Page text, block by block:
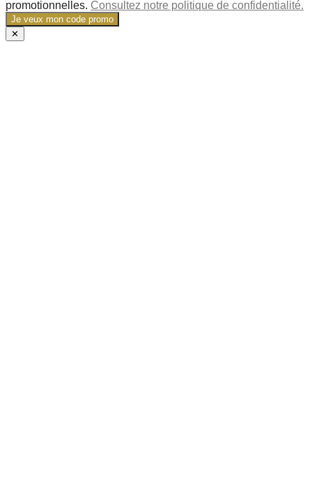
promotionnelles. Consultez notre politique de confidentialité.
Je veux mon code promo
✕